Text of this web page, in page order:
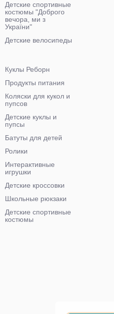
Детские спортивные
костюмы "Доброго
вечора, ми з
України"
Детские велосипеды
Куклы Реборн
Продукты питания
Коляски для кукол и
пупсов
Детские куклы и
пупсы
Батуты для детей
Ролики
Интерактивные
игрушки
Детские кроссовки
Школьные рюкзаки
Детские спортивные
костюмы